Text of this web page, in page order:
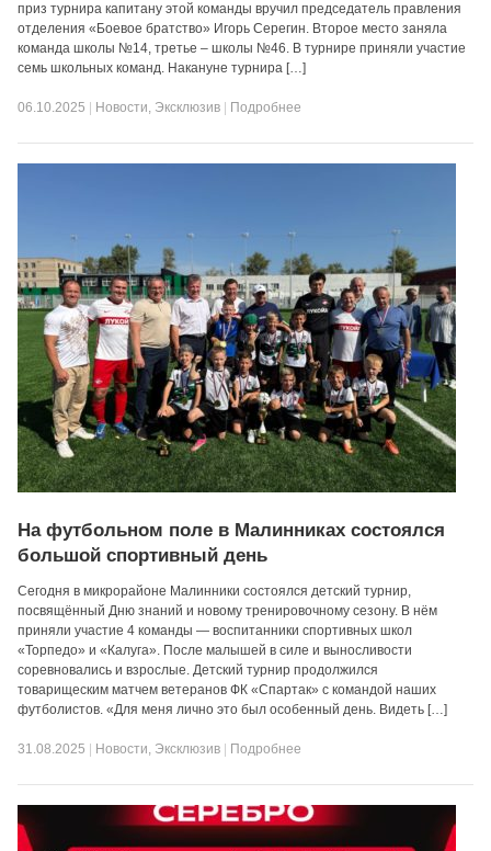
приз турнира капитану этой команды вручил председатель правления
отделения «Боевое братство» Игорь Серегин. Второе место заняла
команда школы №14, третье – школы №46. В турнире приняли участие
семь школьных команд. Накануне турнира […]
06.10.2025 Новости, Эксклюзив Подробнее
На футбольном поле в Малинниках состоялся
большой спортивный день
Сегодня в микрорайоне Малинники состоялся детский турнир,
посвящённый Дню знаний и новому тренировочному сезону. В нём
приняли участие 4 команды — воспитанники спортивных школ
«Торпедо» и «Калуга». После малышей в силе и выносливости
соревновались и взрослые. Детский турнир продолжился
товарищеским матчем ветеранов ФК «Спартак» с командой наших
футболистов. «Для меня лично это был особенный день. Видеть […]
31.08.2025 Новости, Эксклюзив Подробнее